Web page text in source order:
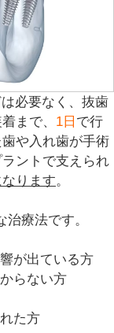
必要なく、抜歯
まで、 1日 で行
や入れ歯が手術
ントで支えられ
ります。
療法です。
が出ている方
らない方
た方